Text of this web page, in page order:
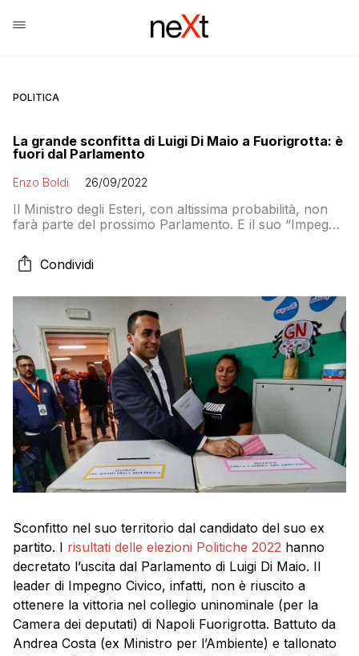
POLITICA
La grande sconfitta di Luigi Di Maio a Fuorigrotta: è
fuori dal Parlamento
Enzo Boldi 26/09/2022
Il Ministro degli Esteri, con altissima probabilità, non
farà parte del prossimo Parlamento. E il suo “Impegno
Condividi
Sconfitto nel suo territorio dal candidato del suo ex
partito. I risultati delle elezioni Politiche 2022 hanno
decretato l’uscita dal Parlamento di Luigi Di Maio. Il
leader di Impegno Civico, infatti, non è riuscito a
ottenere la vittoria nel collegio uninominale (per la
Camera dei deputati) di Napoli Fuorigrotta. Battuto da
Andrea Costa (ex Ministro per l’Ambiente) e tallonato